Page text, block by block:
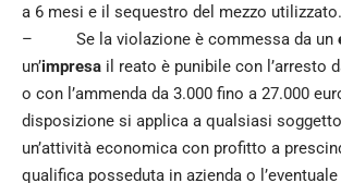
a 6 mesi e il sequestro del mezzo utilizzato.
– Se la violazione è commessa da un
un’impresa il reato è punibile con l’arresto
o con l’ammenda da 3.000 fino a 27.000
disposizione si applica a qualsiasi
un’attività economica con profitto a
qualifica posseduta in azienda o